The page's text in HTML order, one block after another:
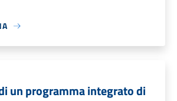
un programma integrato di